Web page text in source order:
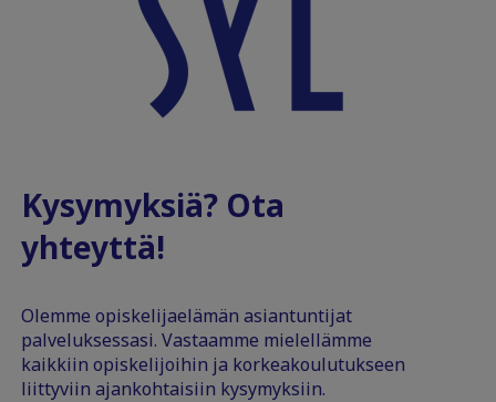
Kysymyksiä? Ota
yhteyttä!
Olemme opiskelijaelämän asiantuntijat
palveluksessasi. Vastaamme mielellämme
kaikkiin opiskelijoihin ja korkeakoulutukseen
liittyviin ajankohtaisiin kysymyksiin.